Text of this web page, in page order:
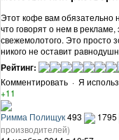
Этот кофе вам обязательно
что говорят о нем в
свежемолотого. Это просто
никого не оставит
Рейтинг:
Комментировать · Я
+11
Римма Полищук493 1795
производителей)